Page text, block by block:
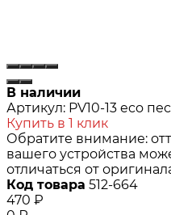
В наличии
Артикул: PV10-13 eco
Купить в 1 клик
Обратите внимание:
вашего устройства
отличаться от
Код товара 512-664
470 ₽